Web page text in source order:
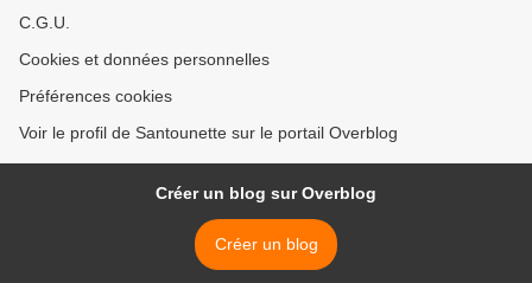
C.G.U.
Cookies et données personnelles
Préférences cookies
Voir le profil de Santounette sur le portail Overblog
Créer un blog sur Overblog
Créer un blog